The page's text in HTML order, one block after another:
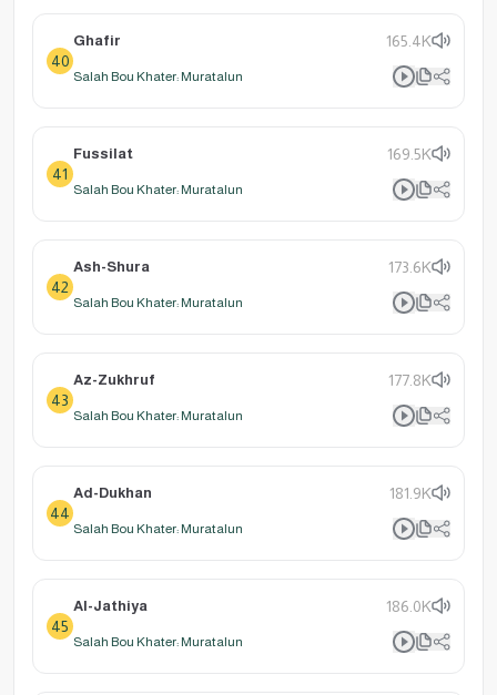
40
Ghafir 165.4K
Salah Bou Khater: Muratalun
41
Fussilat 169.5K
Salah Bou Khater: Muratalun
42
Ash-Shura 173.6K
Salah Bou Khater: Muratalun
43
Az-Zukhruf 177.8K
Salah Bou Khater: Muratalun
44
Ad-Dukhan 181.9K
Salah Bou Khater: Muratalun
45
Al-Jathiya 186.0K
Salah Bou Khater: Muratalun